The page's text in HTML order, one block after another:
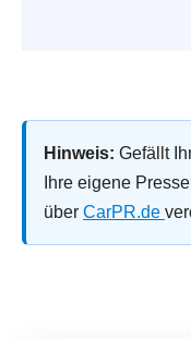
Hinweis: Gefällt
Ihre eigene
über CarPR.de